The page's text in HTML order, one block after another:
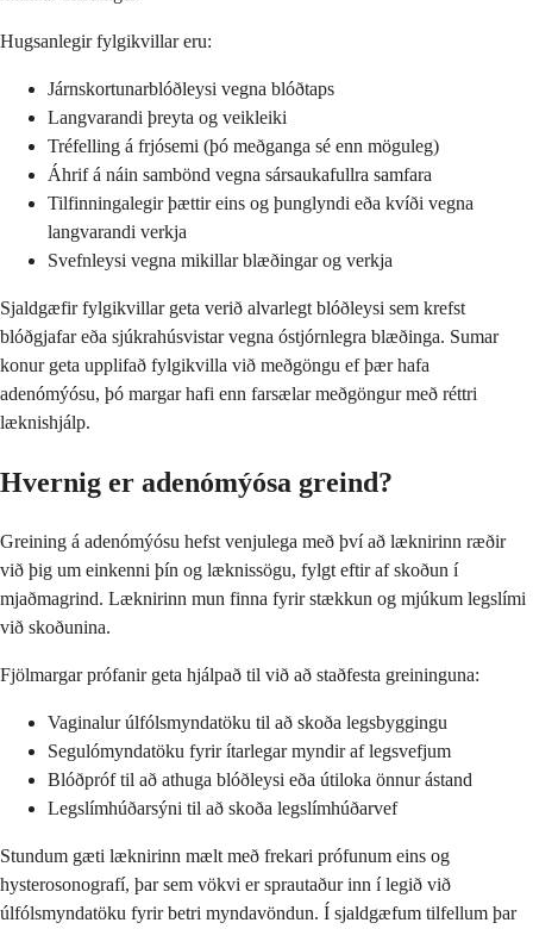
Hugsanlegir fylgikvillar eru:
Járnskortunarblóðleysi vegna blóðtaps
Langvarandi þreyta og veikleiki
Tréfelling á frjósemi (þó meðganga sé enn möguleg)
Áhrif á náin sambönd vegna sársaukafullra samfara
Tilfinningalegir þættir eins og þunglyndi eða kvíði vegna
langvarandi verkja
Svefnleysi vegna mikillar blæðingar og verkja
Sjaldgæfir fylgikvillar geta verið alvarlegt blóðleysi sem krefst
blóðgjafar eða sjúkrahúsvistar vegna óstjórnlegra blæðinga. Sumar
konur geta upplifað fylgikvilla við meðgöngu ef þær hafa
adenómýósu, þó margar hafi enn farsælar meðgöngur með réttri
læknishjálp.
Hvernig er adenómýósa greind?
Greining á adenómýósu hefst venjulega með því að læknirinn ræðir
við þig um einkenni þín og læknissögu, fylgt eftir af skoðun í
mjaðmagrind. Læknirinn mun finna fyrir stækkun og mjúkum legslími
við skoðunina.
Fjölmargar prófanir geta hjálpað til við að staðfesta greininguna:
Vaginalur úlfólsmyndatöku til að skoða legsbyggingu
Segulómyndatöku fyrir ítarlegar myndir af legsvefjum
Blóðpróf til að athuga blóðleysi eða útiloka önnur ástand
Legslímhúðarsýni til að skoða legslímhúðarvef
Stundum gæti læknirinn mælt með frekari prófunum eins og
hysterosonografí, þar sem vökvi er sprautaður inn í legið við
úlfólsmyndatöku fyrir betri myndavöndun. Í sjaldgæfum tilfellum þar